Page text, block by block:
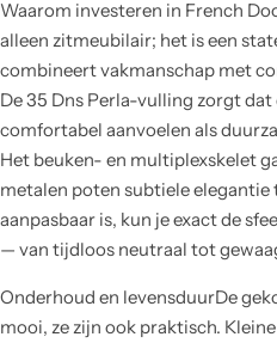
Waarom investeren in French
alleen zitmeubilair; het is een
combineert vakmanschap met
De 35 Dns Perla-vulling zorgt
comfortabel aanvoelen als
Het beuken- en multiplexskelet
metalen poten subtiele
aanpasbaar is, kun je exact de
— van tijdloos neutraal tot
Onderhoud en levensduurDe
mooi, ze zijn ook praktisch.